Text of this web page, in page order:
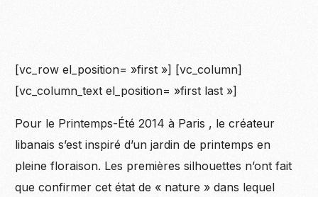
[vc_row el_position= »first »] [vc_column]
[vc_column_text el_position= »first last »]
Pour le Printemps-Été 2014 à Paris , le créateur
libanais s’est inspiré d’un jardin de printemps en
pleine floraison. Les premières silhouettes n’ont fait
que confirmer cet état de « nature » dans lequel